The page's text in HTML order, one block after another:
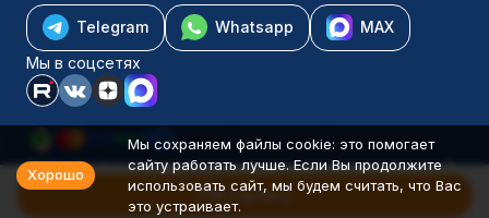
В корзину
Telegram
Whatsapp
MAX
Мы в соцсетях
Каталог товаров
Компания
Хорошо
Мы сохраняем файлы cookie: это помогает
сайту работать лучше. Если Вы продолжите
использовать сайт, мы будем считать, что Вас
это устраивает.